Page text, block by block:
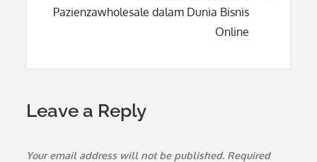
Pazienzawholesale dalam Dunia Bisnis
Online
Leave a Reply
Your email address will not be published. Required